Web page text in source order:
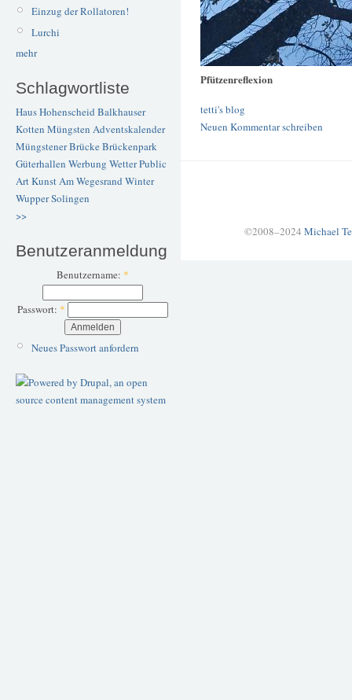
Einzug der Rollatoren!
Lurchi
mehr
Schlagwortliste
Haus Hohenscheid Balkhauser
Kotten Müngsten Adventskalender
Müngstener BrückeBrückenpark
Güterhallen Werbung WetterPublic
ArtKunstAm Wegesrand Winter
WupperSolingen
>>
Benutzeranmeldung
Benutzername: *
Passwort: *
Neues Passwort anfordern
Pfützenreflexion
tetti's blog
Neuen Kommentar schreiben
©2008–2024 Michael